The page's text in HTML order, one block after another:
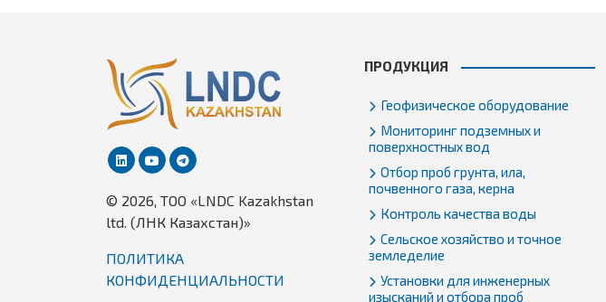
© 2026, TОО «LNDC Kazakhstan
ltd. (ЛНК Казахстан)»
ПОЛИТИКА
КОНФИДЕНЦИАЛЬНОСТИ
ПРОДУКЦИЯ
Геофизическое оборудование
Мониторинг подземных и
поверхностных вод
Отбор проб грунта, ила,
почвенного газа, керна
Контроль качества воды
Сельское хозяйство и точное
земледелие
Установки для инженерных
изысканий и отбора проб